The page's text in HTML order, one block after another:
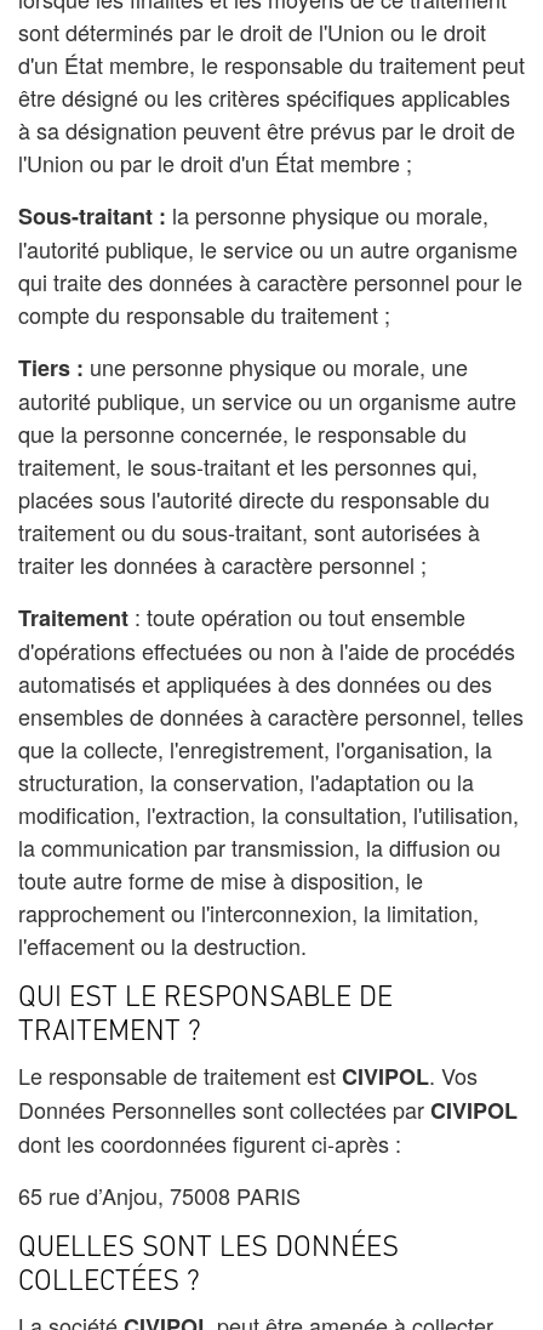
sont déterminés par le droit de l'Union ou le droit
d'un État membre, le responsable du traitement peut
être désigné ou les critères spécifiques applicables
à sa désignation peuvent être prévus par le droit de
l'Union ou par le droit d'un État membre ;
Sous-traitant : la personne physique ou morale,
l'autorité publique, le service ou un autre organisme
qui traite des données à caractère personnel pour le
compte du responsable du traitement ;
Tiers : une personne physique ou morale, une
autorité publique, un service ou un organisme autre
que la personne concernée, le responsable du
traitement, le sous-traitant et les personnes qui,
placées sous l'autorité directe du responsable du
traitement ou du sous-traitant, sont autorisées à
traiter les données à caractère personnel ;
Traitement : toute opération ou tout ensemble
d'opérations effectuées ou non à l'aide de procédés
automatisés et appliquées à des données ou des
ensembles de données à caractère personnel, telles
que la collecte, l'enregistrement, l'organisation, la
structuration, la conservation, l'adaptation ou la
modification, l'extraction, la consultation, l'utilisation,
la communication par transmission, la diffusion ou
toute autre forme de mise à disposition, le
rapprochement ou l'interconnexion, la limitation,
l'effacement ou la destruction.
QUI EST LE RESPONSABLE DE
TRAITEMENT ?
Le responsable de traitement estCIVIPOL. Vos
Données Personnelles sont collectées parCIVIPOL
dont les coordonnées figurent ci-après :
65 rue d’Anjou, 75008 PARIS
QUELLES SONT LES DONNÉES
COLLECTÉES ?